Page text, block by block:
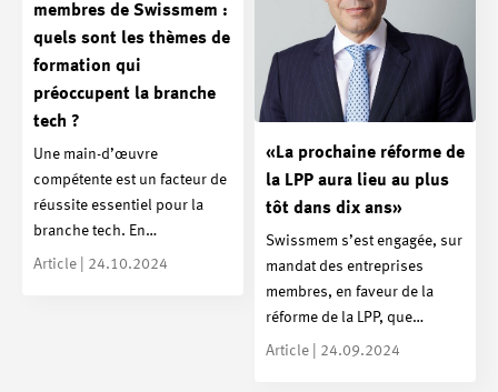
membres de Swissmem :
quels sont les thèmes de
formation qui
préoccupent la branche
tech ?
Une main-d’œuvre
compétente est un facteur de
réussite essentiel pour la
branche tech. En…
Article | 24.10.2024
«La prochaine réforme de
la LPP aura lieu au plus
tôt dans dix ans»
Swissmem s’est engagée, sur
mandat des entreprises
membres, en faveur de la
réforme de la LPP, que…
Article | 24.09.2024